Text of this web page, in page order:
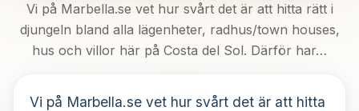
Vi på Marbella.se vet hur svårt det är att hitta rätt i
djungeln bland alla lägenheter, radhus/town houses,
hus och villor här på Costa del Sol. Därför har…
Vi på Marbella.se vet hur svårt det är att hitta